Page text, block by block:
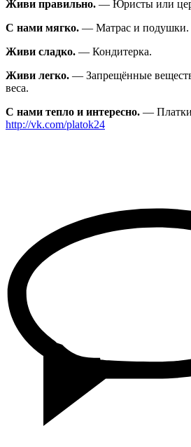
Живи правильно. — Юристы или
С нами мягко. — Матрас и подушки.
Живи сладко. — Кондитерка.
Живи легко. — Запрещённые
веса.
С нами тепло и интересно. —
http://vk.com/platok24